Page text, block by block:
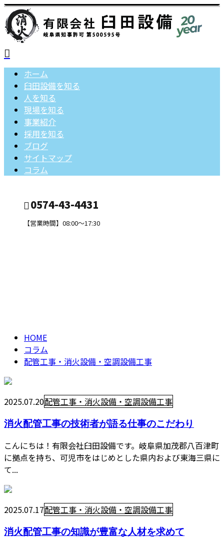
ホーム
臼田設備を知る
人を知る
現場を知る
事業紹介
採用を知る
ブログ
サイトマップ
コラム
0574-43-4431
【営業時間】08:00～17:30
HOME
コラム
配管工事・消火設備・空調設備工事
2025.07.20配管工事・消火設備・空調設備工事
消火配管工事の技術者が語る仕事のこだわり
こんにちは！有限会社臼田設備です。岐阜県加茂郡八百津町
に拠点を持ち、可児市をはじめとした県内および東海三県に
て...
2025.07.17配管工事・消火設備・空調設備工事
消火配管工事の知識が豊富な人材を求めて